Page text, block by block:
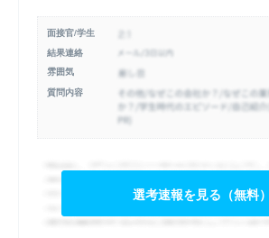
面接官/学生
結果連絡
雰囲気
質問内容
選考速報を見る（無料）